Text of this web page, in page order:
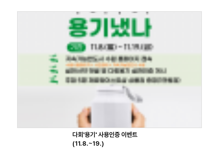
다회'용기' 사용인증 이벤트
(11.8.~19.)